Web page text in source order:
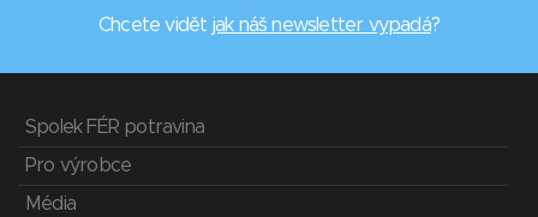
Chcete vidět jak náš newsletter vypadá?
Spolek FÉR potravina
Pro výrobce
Média